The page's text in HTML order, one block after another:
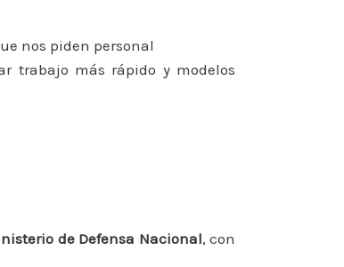
nos piden personal
trabajo más rápido y modelos
de Defensa Nacional, con